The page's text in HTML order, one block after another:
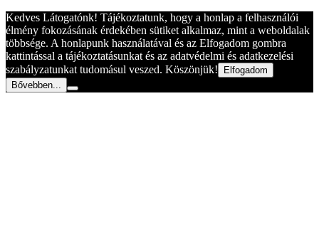
Kedves Látogatónk! Tájékoztatunk, hogy a honlap a felhasználói
élmény fokozásának érdekében sütiket alkalmaz, mint a weboldalak
többsége. A honlapunk használatával és az Elfogadom gombra
kattintással a tájékoztatásunkat és az adatvédelmi és adatkezelési
szabályzatunkat tudomásul veszed. Köszönjük!
Elfogadom
Bővebben...